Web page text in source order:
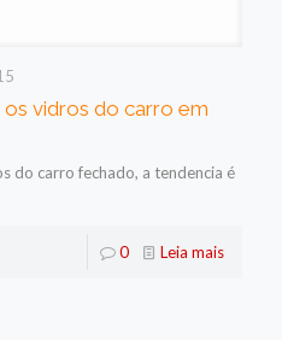
vidros do carro em
do carro fechado, a tendencia é
0 Leia mais